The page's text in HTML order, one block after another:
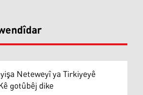
Neteweyî ya Tirkiyeyê
gotûbêj dike